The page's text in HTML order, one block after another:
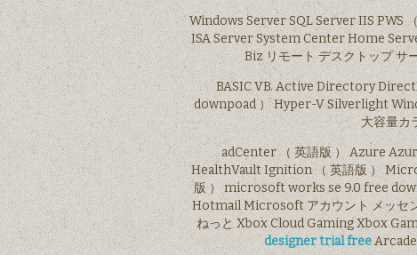
Windows Server SQL Server IIS PWS
ISA Server System Center Home
Biz リモート デスクトップ
BASIC VB. Active Directory
downpoad ） Hyper-V Silverlight
大容量カ
adCenter （ 英語版 ） Azure
HealthVault Ignition （ 英語版 ）
版 ） microsoft works se 9.0 free
Hotmail Microsoft アカウント メッセ
ねっと Xbox Cloud Gaming Xbox
designer trial freeArcade